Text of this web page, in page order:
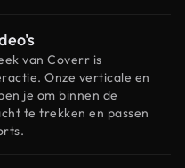
van Coverr is
Onze verticale en
je om binnen de
te trekken en passen